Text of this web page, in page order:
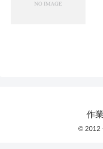
作
© 2012